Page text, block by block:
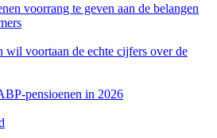
voorrang te geven aan de belangen
wil voortaan de echte cijfers over de
pensioenen in 2026